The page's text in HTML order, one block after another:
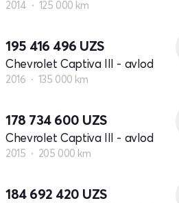
2014 125 000 km
195 416 496 UZS
Chevrolet Captiva III - avlod
2016 135 000 km
178 734 600 UZS
Chevrolet Captiva III - avlod
2015 205 000 km
184 692 420 UZS